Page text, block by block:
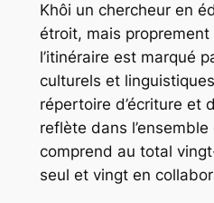
Khôi un chercheur en
étroit, mais
l’itinéraire est marqué​
culturels et
répertoire d’écriture et
reflète dans
comprend au total
seul et vingt en